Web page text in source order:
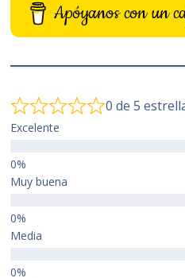
Apóyanos con un
0 de 5
Excelente
Muy buena
Media